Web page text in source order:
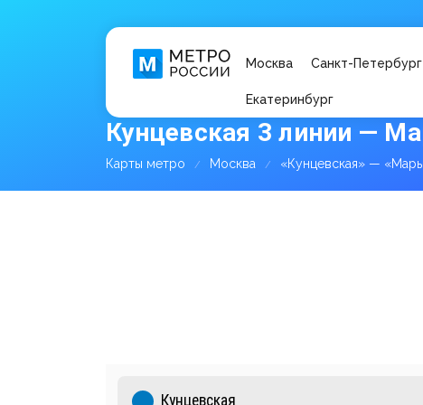
Москва Санкт-Петербург
Екатеринбург
Кунцевская 3 линии —
Карты метро Москва «Кунцевская» —